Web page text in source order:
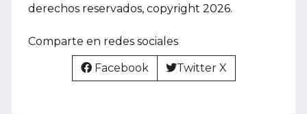
derechos reservados, copyright 2026.
Comparte en redes sociales
Facebook Twitter X